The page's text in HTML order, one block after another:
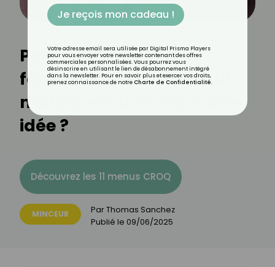
Pourquoi éviter les
féculents quand on veut
maigrir est une mauvaise
idée ?
Découvrez les 11 menus CROQ
MINCEUR ParThomas Sanchez
Publié le 09/06/2025
Je reçois mon cadeau !
Votre adresse email sera utilisée par Digital Prisma Players
pour vous envoyer votre newsletter contenant des offres
commerciales personnalisées. Vous pourrez vous
désinscrire en utilisant le lien de désabonnement intégré
dans la newsletter. Pour en savoir plus et exercer vos droits,
prenez connaissance de notre Charte de Confidentialité.